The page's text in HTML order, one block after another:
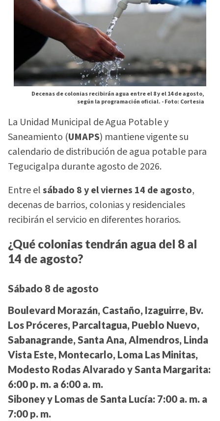
Decenas de colonias recibirán agua entre el 8 y el 14 de agosto,
según la programación oficial. -Foto: Cortesia
La Unidad Municipal de Agua Potable y
Saneamiento (UMAPS) mantiene vigente su
calendario de distribución de agua potable para
Tegucigalpa durante agosto de 2026.
Entre elsábado 8 y el viernes 14 de agosto,
decenas de barrios, colonias y residenciales
recibirán el servicio en diferentes horarios.
¿Qué colonias tendrán agua del 8 al
14 de agosto?
Sábado 8 de agosto
Boulevard Morazán, Castaño, Izaguirre, Bv.
Los Próceres, Parcaltagua, Pueblo Nuevo,
Sabanagrande, Santa Ana, Almendros, Linda
Vista Este, Montecarlo, Loma Las Minitas,
Modesto Rodas Alvarado y Santa Margarita:
6:00 p. m. a 6:00 a. m.
Siboney y Lomas de Santa Lucía: 7:00 a. m. a
7:00 p. m.